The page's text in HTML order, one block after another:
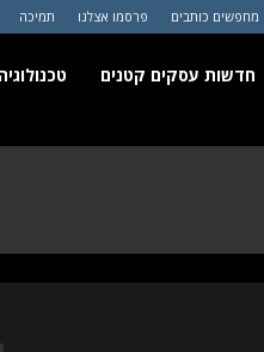
מחפשים כותבים פרסמו אצלנו תמיכה
חדשות
חדשות עסקים קטנים טכנולוגיה